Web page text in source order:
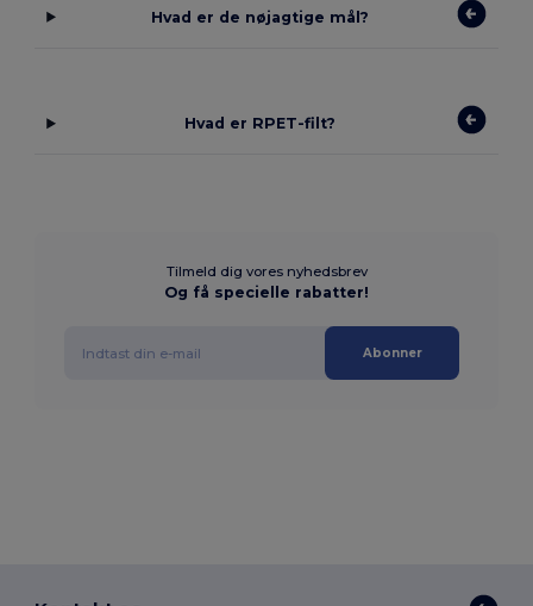
Hvad er de nøjagtige mål?
Hvad er RPET-filt?
Tilmeld dig vores nyhedsbrev
Og få specielle rabatter!
Abonner